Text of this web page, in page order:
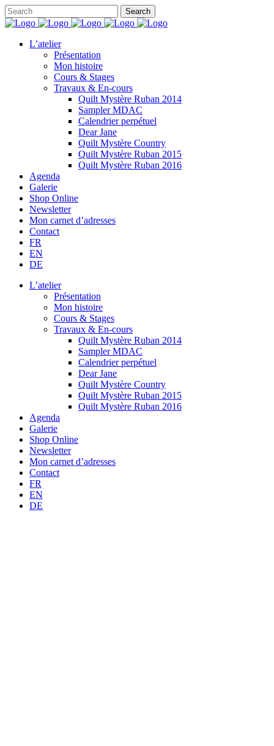
L’atelier
Présentation
Mon histoire
Cours & Stages
Travaux & En-cours
Quilt Mystère Ruban 2014
Sampler MDAC
Calendrier perpétuel
Dear Jane
Quilt Mystère Country
Quilt Mystère Ruban 2015
Quilt Mystère Ruban 2016
Agenda
Galerie
Shop Online
Newsletter
Mon carnet d’adresses
Contact
FR
EN
DE
L’atelier
Présentation
Mon histoire
Cours & Stages
Travaux & En-cours
Quilt Mystère Ruban 2014
Sampler MDAC
Calendrier perpétuel
Dear Jane
Quilt Mystère Country
Quilt Mystère Ruban 2015
Quilt Mystère Ruban 2016
Agenda
Galerie
Shop Online
Newsletter
Mon carnet d’adresses
Contact
FR
EN
DE